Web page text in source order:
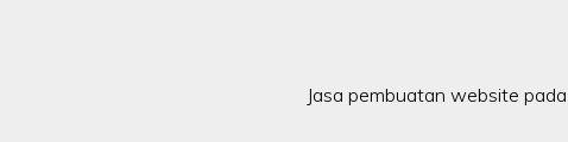
Jasa pembuatan website